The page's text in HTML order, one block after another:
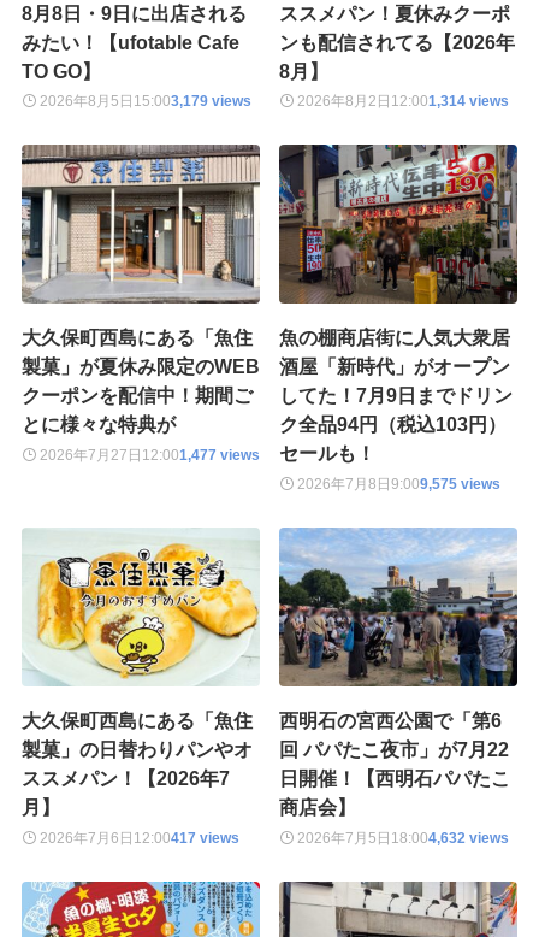
8月8日・9日に出店される
みたい！【ufotable Cafe
TO GO】
2026年8月5日 15:003,179 views
ススメパン！夏休みクーポ
ンも配信されてる【2026年
8月】
2026年8月2日 12:001,314 views
大久保町西島にある「魚住
製菓」が夏休み限定のWEB
クーポンを配信中！期間ご
とに様々な特典が
2026年7月27日 12:001,477 views
魚の棚商店街に人気大衆居
酒屋「新時代」がオープン
してた！7月9日までドリン
ク全品94円（税込103円）
セールも！
2026年7月8日9:009,575 views
大久保町西島にある「魚住
製菓」の日替わりパンやオ
ススメパン！【2026年7
月】
2026年7月6日 12:00417 views
西明石の宮西公園で「第6
回 パパたこ夜市」が7月22
日開催！【西明石パパたこ
商店会】
2026年7月5日 18:004,632 views